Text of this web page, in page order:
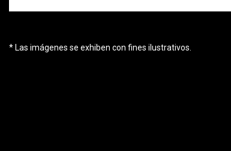
* Las imágenes se exhiben con fines ilustrativos.